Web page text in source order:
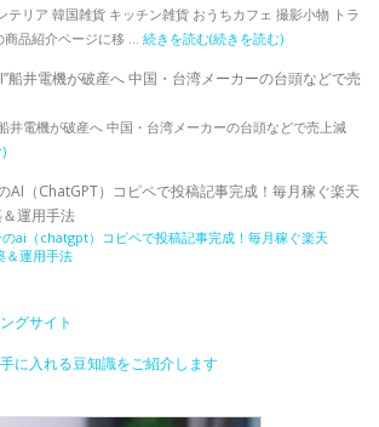
テリア 韓国雑貨 キッチン雑貨 おうちカフェ 撮影小物 トラ
商品紹介ページに移 … 続きを読む(続きを読む)
船井電機が破産へ 中国・台湾メーカーの台頭などで売
船井電機が破産へ 中国・台湾メーカーの台頭などで売上減
AI（ChatGPT）コピペで投稿記事完成！毎月稼ぐ楽天
運用手法
グサイト
に入れる豆知識をご紹介します